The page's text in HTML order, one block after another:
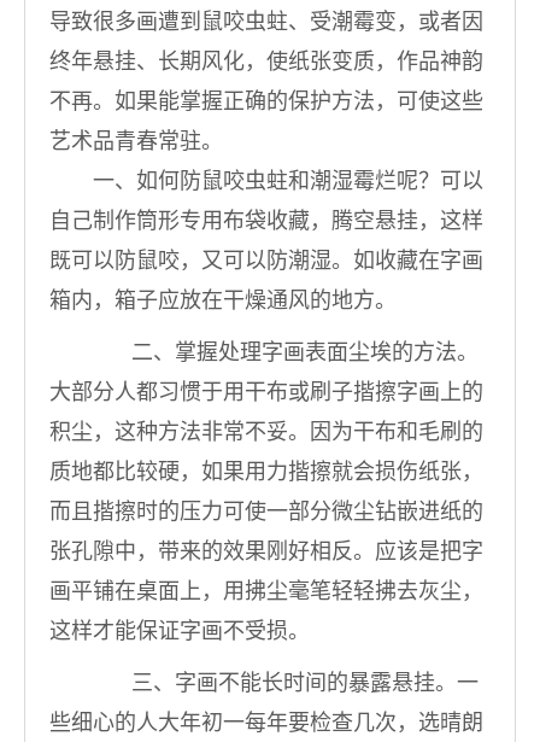
导致很多画遭到鼠咬虫蛀、受潮霉变，或者因
终年悬挂、长期风化，使纸张变质，作品神韵
不再。如果能掌握正确的保护方法，可使这些
艺术品青春常驻。
一、如何防鼠咬虫蛀和潮湿霉烂呢？可以
自己制作筒形专用布袋收藏，腾空悬挂，这样
既可以防鼠咬，又可以防潮湿。如收藏在字画
箱内，箱子应放在干燥通风的地方。
二、掌握处理字画表面尘埃的方法。
大部分人都习惯于用干布或刷子揩擦字画上的
积尘，这种方法非常不妥。因为干布和毛刷的
质地都比较硬，如果用力揩擦就会损伤纸张，
而且揩擦时的压力可使一部分微尘钻嵌进纸的
张孔隙中，带来的效果刚好相反。应该是把字
画平铺在桌面上，用拂尘毫笔轻轻拂去灰尘，
这样才能保证字画不受损。
三、字画不能长时间的暴露悬挂。一
些细心的人大年初一每年要检查几次，选晴朗